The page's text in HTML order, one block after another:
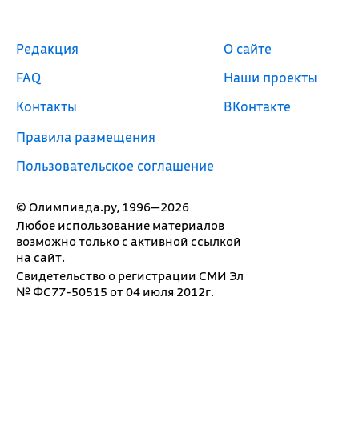
© Олимпиада.ру, 1996—2026
Любое использование материалов
возможно только с активной ссылкой
на сайт.
Свидетельство о регистрации СМИ Эл
№ ФС77-50515 от 04 июля 2012г.
Редакция
FAQ
Контакты
Правила размещения
Пользовательское соглашение
О сайте
Наши проекты
ВКонтакте